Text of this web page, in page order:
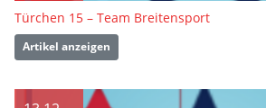
Türchen 15 – Team Breitensport
Artikel anzeigen